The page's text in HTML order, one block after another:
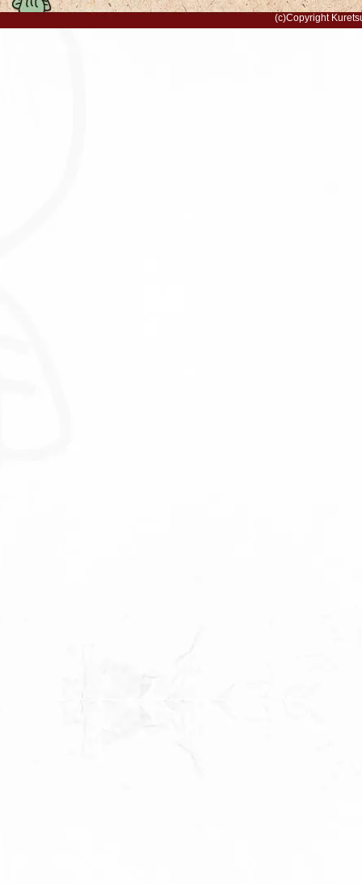
(c)Copyright